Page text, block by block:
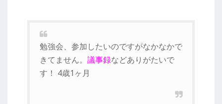
勉強会、参加したいのですがなかなかで
きてません。 議事録などありがたいで
す！ 4歳1ヶ月